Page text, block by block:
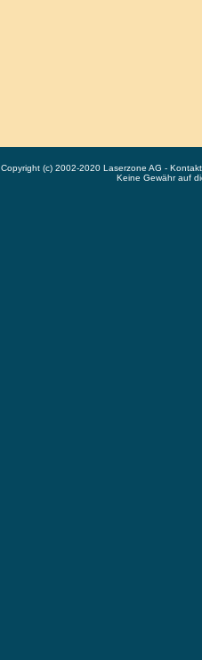
Copyright (c) 2002-2020 Laserzone AG -
Keine Gewähr auf